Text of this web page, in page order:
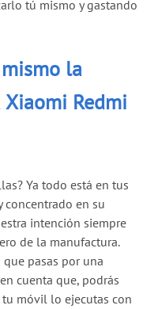
tú mismo y gastando
la
Redmi
Ya todo está en tus
concentrado en su
intención siempre
de la manufactura.
pasas por una
cuenta que, podrás
móvil lo ejecutas con